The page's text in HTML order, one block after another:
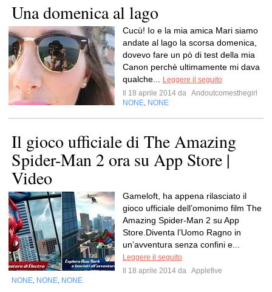
Una domenica al lago
Cucù! Io e la mia amica Mari siamo
andate al lago la scorsa domenica,
dovevo fare un pò di test della mia
Canon perchè ultimamente mi dava
qualche...
Leggere il seguito
Il 18 aprile 2014 da Andoutcomesthegirl
NONE NONE
Il gioco ufficiale di The Amazing
Spider-Man 2 ora su App Store |
Video
Gameloft, ha appena rilasciato il
gioco ufficiale dell’omonimo film The
Amazing Spider-Man 2 su App
Store.Diventa l’Uomo Ragno in
un’avventura senza confini e...
Leggere il seguito
Il 18 aprile 2014 da Applefive
NONE NONE NONE